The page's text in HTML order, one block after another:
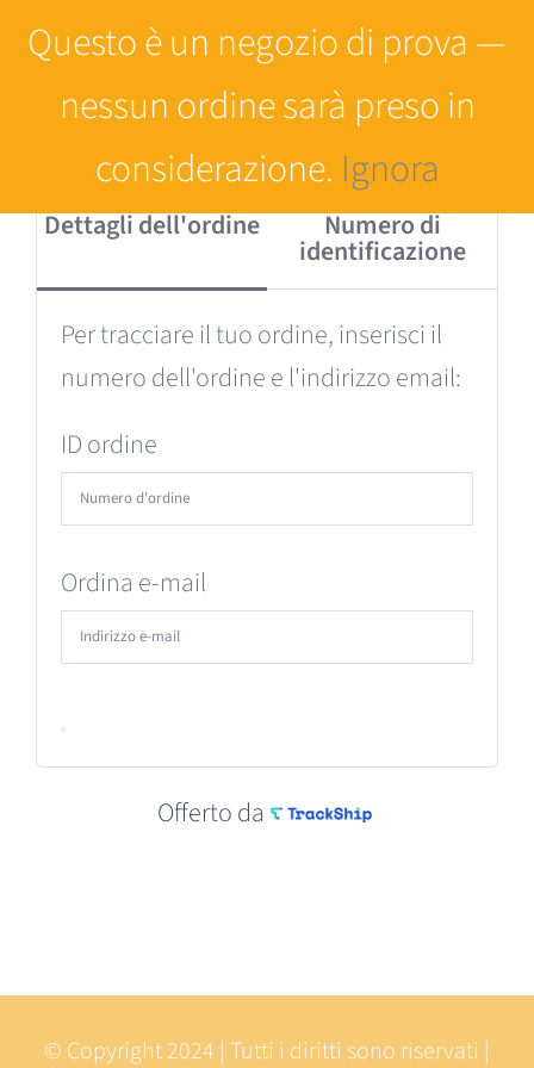
Questo è un negozio di prova —
nessun ordine sarà preso in
considerazione. Ignora
Salta
contenuto
Dettagli dell'ordine Numero di
identificazione
Per tracciare il tuo ordine, inserisci il
numero dell'ordine e l'indirizzo email:
ID ordine
Ordina e-mail
Offerto da
© Copyright 2024 | Tutti i diritti sono riservati |